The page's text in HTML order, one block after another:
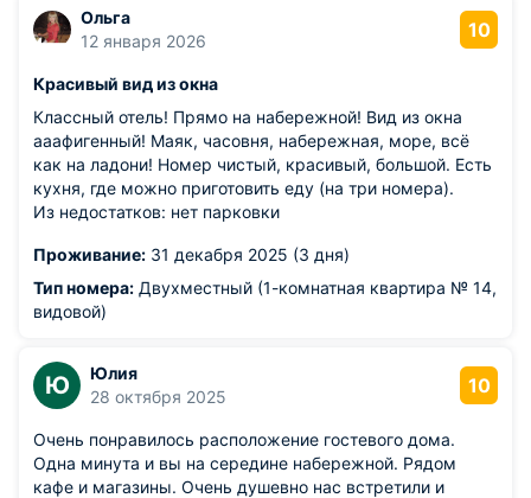
режим в номере.
Из недостатков: утром к нам под окно приходила кошка
отдыхающие. Тут улыбочка.
Ольга
12 января 2026
10
Красивый вид из окна
Классный отель! Прямо на набережной! Вид из окна
ааафигенный! Маяк, часовня, набережная, море, всё
как на ладони! Номер чистый, красивый, большой. Есть
кухня, где можно приготовить еду (на три номера).
Из недостатков: нет парковки
Проживание: 31 декабря 2025 (3 дня)
Тип номера: Двухместный (1-комнатная квартира № 14,
видовой)
Ю
Юлия
28 октября 2025
10
Очень понравилось расположение гостевого дома.
Одна минута и вы на середине набережной. Рядом
кафе и магазины. Очень душевно нас встретили и